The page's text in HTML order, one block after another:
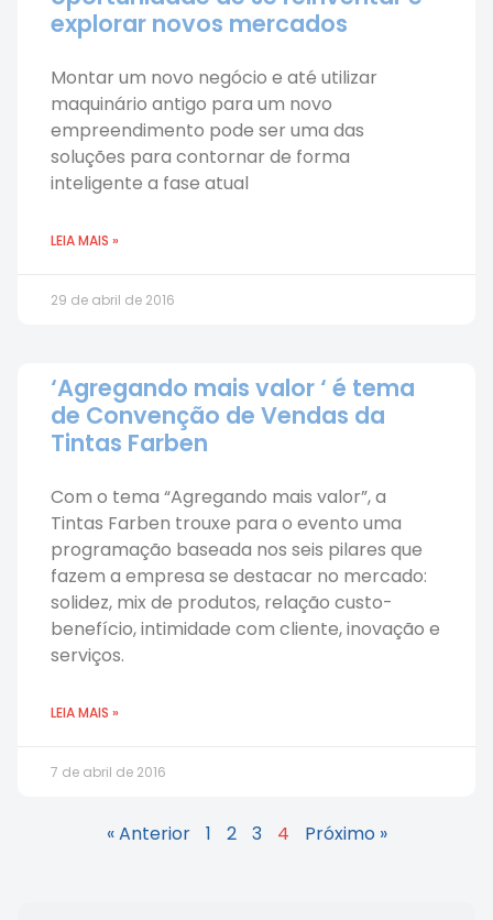
explorar novos mercados
Montar um novo negócio e até utilizar
maquinário antigo para um novo
empreendimento pode ser uma das
soluções para contornar de forma
inteligente a fase atual
LEIA MAIS »
29 de abril de 2016
‘Agregando mais valor ‘ é tema
de Convenção de Vendas da
Tintas Farben
Com o tema “Agregando mais valor”, a
Tintas Farben trouxe para o evento uma
programação baseada nos seis pilares que
fazem a empresa se destacar no mercado:
solidez, mix de produtos, relação custo-
benefício, intimidade com cliente, inovação e
serviços.
LEIA MAIS »
7 de abril de 2016
« Anterior 1 2 3 4 Próximo »